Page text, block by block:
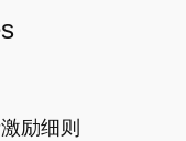
励细则